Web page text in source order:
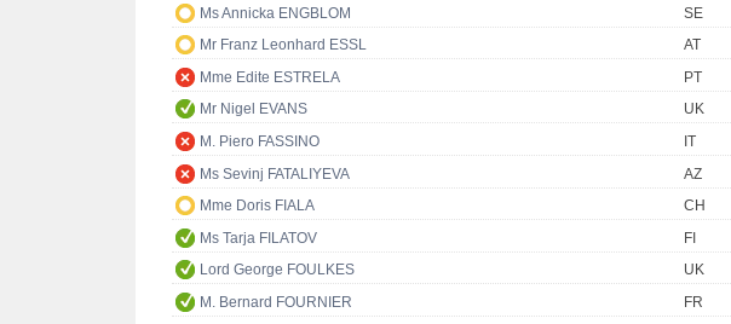
Ms Annicka ENGBLOM
SE
Mr Franz Leonhard ESSL
AT
Mme Edite ESTRELA
PT
Mr Nigel EVANS
UK
M. Piero FASSINO
IT
Ms Sevinj FATALIYEVA
AZ
Mme Doris FIALA
CH
Ms Tarja FILATOV
FI
Lord George FOULKES
UK
M. Bernard FOURNIER
FR